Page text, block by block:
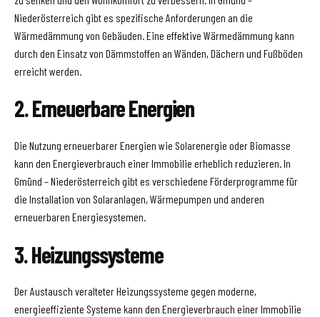
Niederösterreich gibt es spezifische Anforderungen an die
Wärmedämmung von Gebäuden. Eine effektive Wärmedämmung kann
durch den Einsatz von Dämmstoffen an Wänden, Dächern und Fußböden
erreicht werden.
2. Erneuerbare Energien
Die Nutzung erneuerbarer Energien wie Solarenergie oder Biomasse
kann den Energieverbrauch einer Immobilie erheblich reduzieren. In
Gmünd – Niederösterreich gibt es verschiedene Förderprogramme für
die Installation von Solaranlagen, Wärmepumpen und anderen
erneuerbaren Energiesystemen.
3. Heizungssysteme
Der Austausch veralteter Heizungssysteme gegen moderne,
energieeffiziente Systeme kann den Energieverbrauch einer Immobilie